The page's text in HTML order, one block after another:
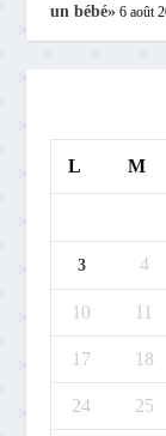
un bébé» 6 août
L M
3 4
10 11
17 18
24 25